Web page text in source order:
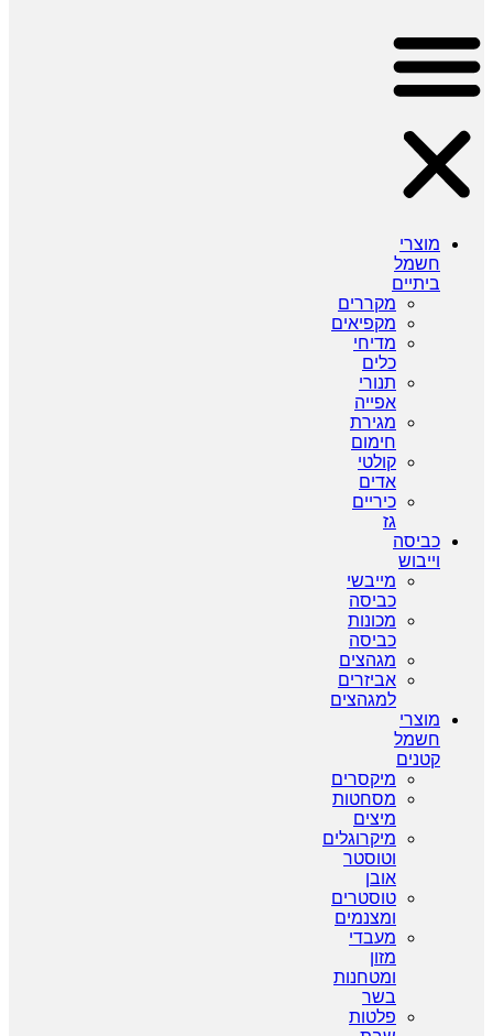
מוצרי
חשמל
ביתיים
מקררים
מקפיאים
מדיחי
כלים
תנורי
אפייה
מגירת
חימום
קולטי
אדים
כיריים
גז
כביסה
וייבוש
מייבשי
כביסה
מכונות
כביסה
מגהצים
אביזרים
למגהצים
מוצרי
חשמל
קטנים
מיקסרים
מסחטות
מיצים
מיקרוגלים
וטוסטר
אובן
טוסטרים
ומצנמים
מעבדי
מזון
ומטחנות
בשר
פלטות